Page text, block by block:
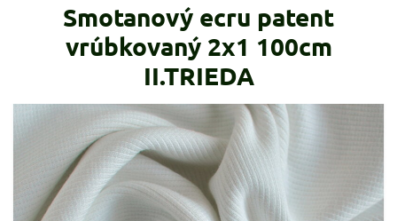
Smotanový ecru patent
vrúbkovaný 2x1 100cm
II.TRIEDA